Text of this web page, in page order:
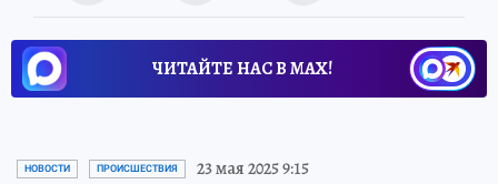
ЧИТАЙТЕ НАС В МАХ!
НОВОСТИ ПРОИСШЕСТВИЯ 23 мая 2025 9:15